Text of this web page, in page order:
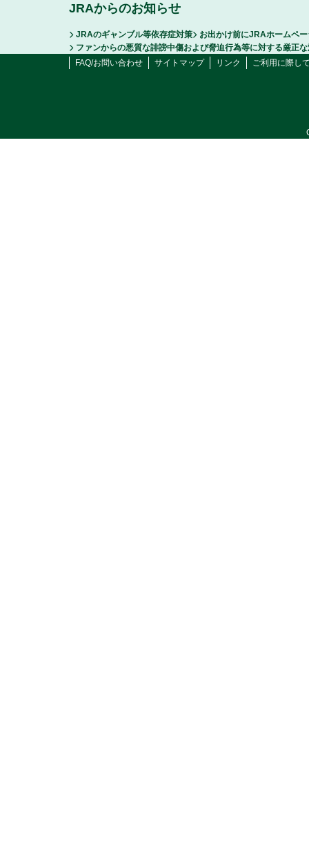
JRAからのお知らせ
JRAのギャンブル等依存症対策
お出かけ前にJRAホームペ
ファンからの悪質な誹謗中傷および脅迫行為等に対する厳正
FAQ/お問い合わせ
サイトマップ リンク ご利用に際し